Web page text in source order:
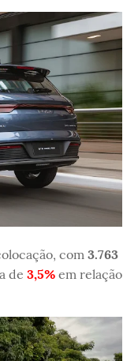
com3.763
de 3,5% em relação